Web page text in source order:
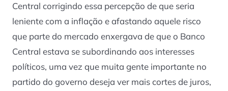
Central corrigindo essa percepção de que seria
leniente com a inflação e afastando aquele risco
que parte do mercado enxergava de que o Banco
Central estava se subordinando aos interesses
políticos, uma vez que muita gente importante no
partido do governo deseja ver mais cortes de juros,